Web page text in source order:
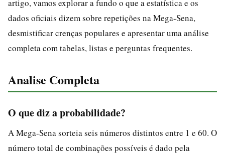
artigo, vamos explorar a fundo o que a estatística e os
dados oficiais dizem sobre repetições na Mega-Sena,
desmistificar crenças populares e apresentar uma análise
completa com tabelas, listas e perguntas frequentes.
Analise Completa
O que diz a probabilidade?
A Mega-Sena sorteia seis números distintos entre 1 e 60. O
número total de combinações possíveis é dado pela